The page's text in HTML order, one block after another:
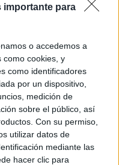
importante para
o accedemos a
como cookies, y
como identificadores
por un dispositivo,
medición de
sobre el público, así
Con su permiso,
utilizar datos de
mediante las
hacer clic para
El Gobierno
y Cookies